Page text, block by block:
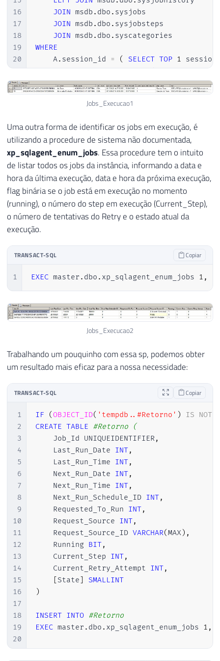
16
17
18
19
20
21
22
JOIN msdb . dbo . sysjobs
JOIN msdb . dbo . sysjobsteps
JOIN msdb . dbo . syscategories
WHERE
    A
. session_id = ( SELECT TOP 1
AND A.start_execution_date IS NOT
AND A.stop_execution_date IS NULL
Jobs_Execucao1
Uma outra forma de identificar os jobs em execução, é
utilizando a procedure de sistema não documentada,
xp_sqlagent_enum_jobs. Essa procedure tem o intuito
de listar todos os jobs da instância, informando a data e
hora da última execução, data e hora da próxima execução,
flag binária se o job está em execução no momento
(running), o número do step em execução (Current_Step),
o número de tentativas do Retry e o estado atual da
execução.
TRANSACT-SQL Copiar
1 EXEC master . dbo . xp_sqlagent_enum_jobs 1 ,
Jobs_Execucao2
Trabalhando um pouquinho com essa sp, podemos obter
um resultado mais eficaz para a nossa necessidade:
TRANSACT-SQL Copiar
1
2
3
4
5
6
7
8
9
10
11
12
13
14
15
16
17
18
19
20
21
IF (OBJECT_ID( 'tempdb..#Retorno' ) IS NOT
CREATE TABLE #Retorno (
    Job_Id UNIQUEIDENTIFIER
,
    Last_Run_Date
INT,
    Last_Run_Time
INT,
    Next_Run_Date
INT,
    Next_Run_Time
INT,
    Next_Run_Schedule_ID
INT,
    Requested_To_Run
INT,
    Request_Source
INT,
    Request_Source_ID
VARCHAR(MAX) ,
    Running
BIT,
    Current_Step
INT,
    Current_Retry_Attempt
INT,
State
SMALLINT
)
INSERT INTO #Retorno
EXEC master . dbo . xp_sqlagent_enum_jobs 1 ,